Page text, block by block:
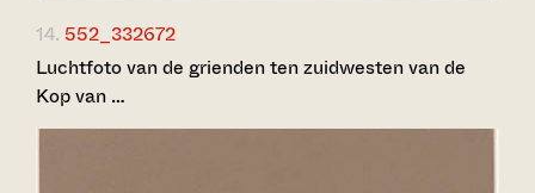
14. 552_332672
Luchtfoto van de grienden ten zuidwesten van de
Kop van …